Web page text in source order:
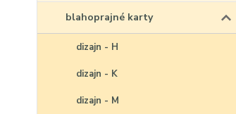
blahoprajné karty
dizajn - H
dizajn - K
dizajn - M